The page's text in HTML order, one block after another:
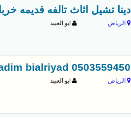
دينا تشيل اثاث تالفه قديمه خربانه
الرياض ابو العبيد
bialriyad 0503559450
الرياض ابو العبيد